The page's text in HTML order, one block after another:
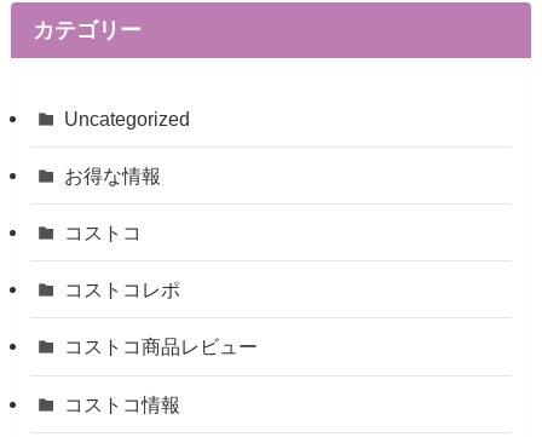
カテゴリー
Uncategorized
お得な情報
コストコ
コストコレポ
コストコ商品レビュー
コストコ情報